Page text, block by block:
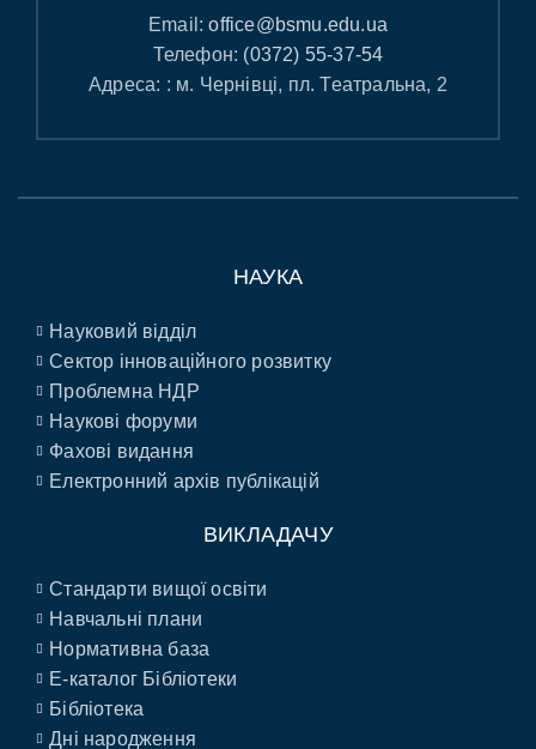
Email:office@bsmu.edu.ua
Телефон: (0372) 55-37-54
Адреса: : м. Чернівці, пл. Театральна, 2
НАУКА
Науковий відділ
Сектор інноваційного розвитку
Проблемна НДР
Наукові форуми
Фахові видання
Електронний архів публікацій
ВИКЛАДАЧУ
Стандарти вищої освіти
Навчальні плани
Нормативна база
E-каталог Бібліотеки
Бібліотека
Дні народження